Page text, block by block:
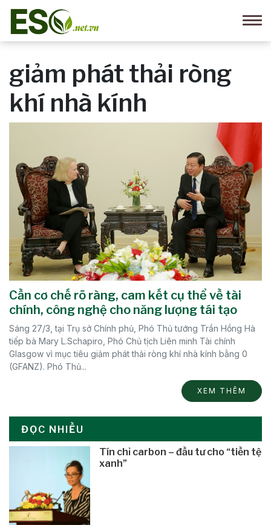
giảm phát thải ròng
khí nhà kính
Cần cơ chế rõ ràng, cam kết cụ thể về tài
chính, công nghệ cho năng lượng tái tạo
Sáng 27/3, tại Trụ sở Chính phủ, Phó Thủ tướng Trần Hồng Hà
tiếp bà Mary L.Schapiro, Phó Chủ tịch Liên minh Tài chính
Glasgow vì mục tiêu giảm phát thải ròng khí nhà kính bằng 0
(GFANZ). Phó Thủ...
XEM THÊM
ĐỌC NHIỀU
Tín chỉ carbon – đầu tư cho “tiền tệ
xanh”